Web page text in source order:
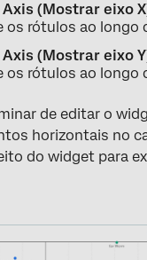
Axis (Mostrar eixo
os rótulos ao longo
Axis (Mostrar eixo
os rótulos ao longo
de editar o
horizontais no
do widget para